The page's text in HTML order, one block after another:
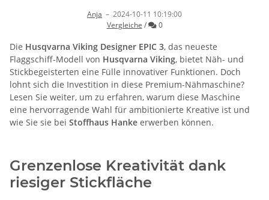
Anja – 2024-10-11 10:19:00
Vergleiche / Kommentare
0
Die Husqvarna Viking Designer EPIC 3, das neueste
Flaggschiff-Modell von Husqvarna Viking, bietet Näh- und
Stickbegeisterten eine Fülle innovativer Funktionen. Doch
lohnt sich die Investition in diese Premium-Nähmaschine?
Lesen Sie weiter, um zu erfahren, warum diese Maschine
eine hervorragende Wahl für ambitionierte Kreative ist und
wie Sie sie bei Stoffhaus Hanke erwerben können.
Grenzenlose Kreativität dank
riesiger Stickfläche